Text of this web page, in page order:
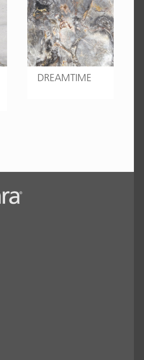
DREAMTIME